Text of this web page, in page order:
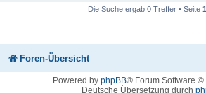
Die Suche ergab 0 Treffer • Seite 1
Foren-Übersicht
Powered by phpBB® Forum Software ©
Deutsche Übersetzung durch